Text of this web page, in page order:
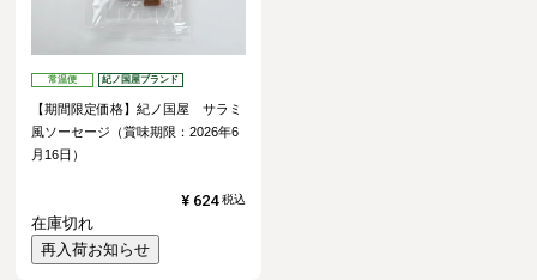
常温便 紀ノ国屋ブランド
【期間限定価格】紀ノ国屋 サラミ
風ソーセージ（賞味期限：2026年6
月16日）
¥ 624 税込
在庫切れ
再入荷お知らせ